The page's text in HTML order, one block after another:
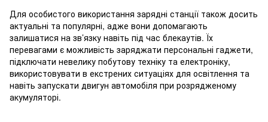
Для особистого використання зарядні станції також досить
актуальні та популярні, адже вони допомагають
залишатися на зв’язку навіть під час блекаутів. Їх
перевагами є можливість заряджати персональні гаджети,
підключати невелику побутову техніку та електроніку,
використовувати в екстрених ситуаціях для освітлення та
навіть запускати двигун автомобіля при розрядженому
акумуляторі.